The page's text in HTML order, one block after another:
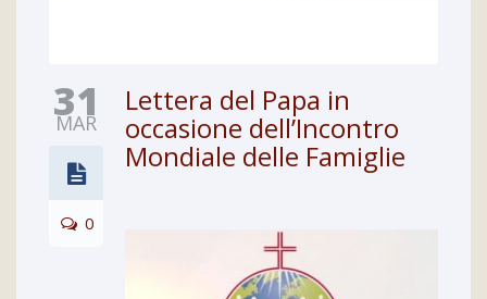
31
MAR
0
Lettera del Papa in
occasione dell’Incontro
Mondiale delle Famiglie